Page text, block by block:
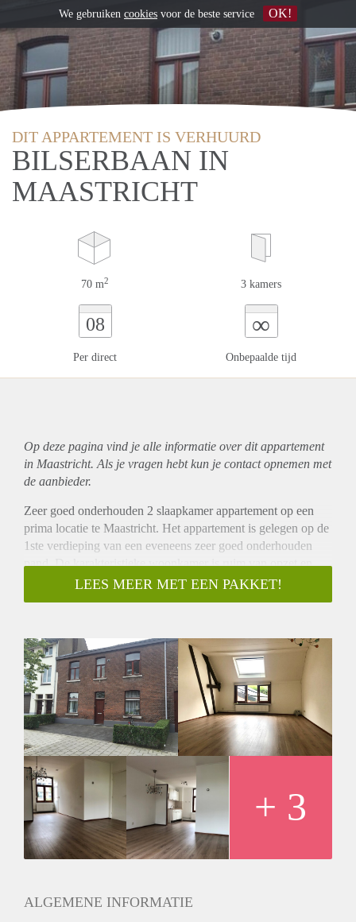
DIT APPARTEMENT IS VERHUURD
BILSERBAAN IN
MAASTRICHT
70 m2 3 kamers
08
Per direct
∞
Onbepaalde tijd
Op deze pagina vind je alle informatie over ditappartement
in Maastricht. Als je vragen hebt kun je contact opnemen met
de aanbieder.
Zeer goed onderhouden 2 slaapkamer appartement op een
prima locatie te Maastricht. Het appartement is gelegen op de
1ste verdieping van een eveneens zeer goed onderhouden
pand. De karakteristieke woonkamer is ruim van opzet en
sluit aan op de half open keuken, welke wordt voorzien van
een oven, gaskookplaat afzuigkap en een koel-vries
wastafel, toilet en wasmachine aansluiting. Bij het gehuurde
hoort tevens een inpandige bergruimte.
Let op; niet geschikt voor studenten en / of woningdelers en
huisdieren zijn niet toegestaan. Uitermate geschikt voor een
werkend persoon / koppel.
De huurprijs bedraagt excl. G/W/E € 875,- per maand.
Waarborgsom is gelijk aan 1,5 maand huur.
LEES MEER MET EEN PAKKET!
+ 3
ALGEMENE INFORMATIE
We gebruiken cookies voor de beste service OK!